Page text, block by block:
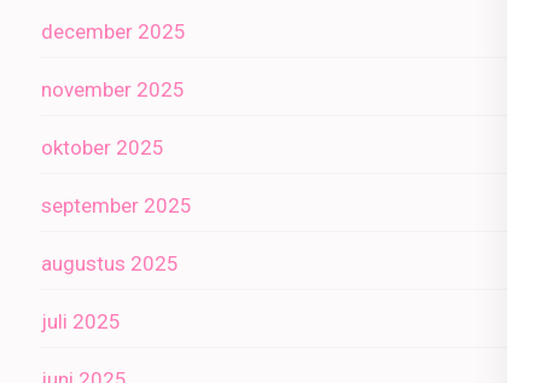
december 2025
november 2025
oktober 2025
september 2025
augustus 2025
juli 2025